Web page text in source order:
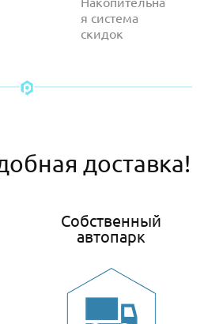
я система
скидок
доставка!
Собственный
автопарк